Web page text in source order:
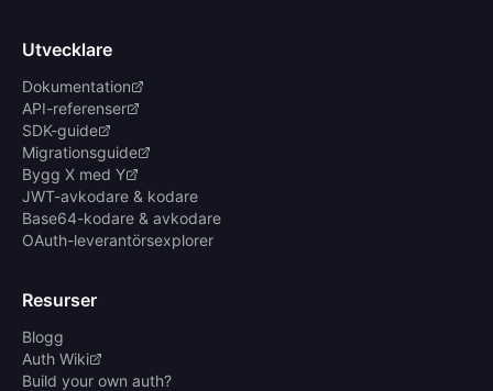
Utvecklare
Dokumentation
API-referenser
SDK-guide
Migrationsguide
Bygg X med Y
JWT-avkodare & kodare
Base64-kodare & avkodare
OAuth-leverantörsexplorer
Resurser
Blogg
Auth Wiki
Build your own auth?